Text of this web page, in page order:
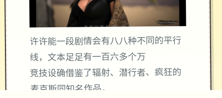
许许能一段剧情会有八八种不同的平行
线，文本足足有一百六多个万
竞技设确借鉴了辐射、潜行者、疯狂的
麦克斯同知名作品，